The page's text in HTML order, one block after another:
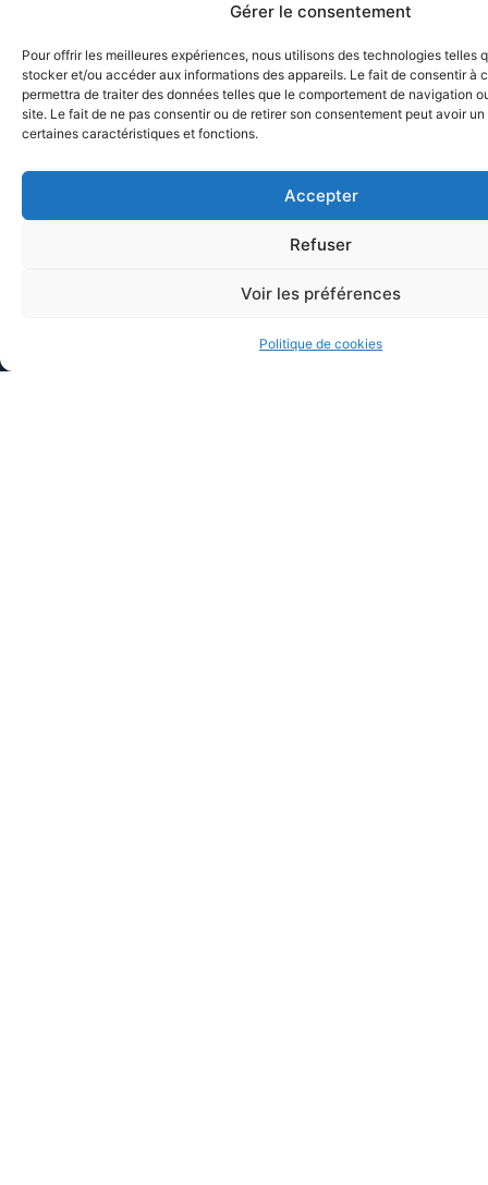
Gérer le consentement
Pour offrir les meilleures expériences, nous utilisons des technologies telles
stocker et/ou accéder aux informations des appareils. Le fait de consentir à
permettra de traiter des données telles que le comportement de navigation
site. Le fait de ne pas consentir ou de retirer son consentement peut avoir
certaines caractéristiques et fonctions.
Accepter
Refuser
Voir les préférences
Politique de cookies
VOTRE SATISFACTION AU COEUR DE NOS
ACTIONS DE FORMATION
100% de nos stagiaires kinés recommandent nos
formations
DÉCOUVREZ VOTRE FORMATEUR
Expert et professionnel de terrain, mais surtout,
excellent pédagogue
VOUS SOUHAITEZ AMÉLIORER VOS PRATIQUES
Inscription en moins de 2 minutes